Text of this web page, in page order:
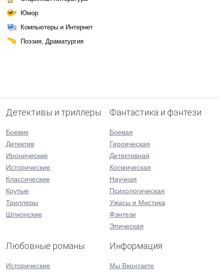
Юмор
Компьютеры и Интернет
Поэзия, Драматургия
Детективы и триллеры
Боевик
Детектив
Иронические
Исторические
Классические
Крутые
Триллеры
Шпионские
Фантастика и фэнтези
Боевая
Героическая
Детективная
Космическая
Научная
Психологическая
Ужасы и Мистика
Фэнтези
Эпическая
Любовные романы
Исторические
Информация
Мы Вконтакте